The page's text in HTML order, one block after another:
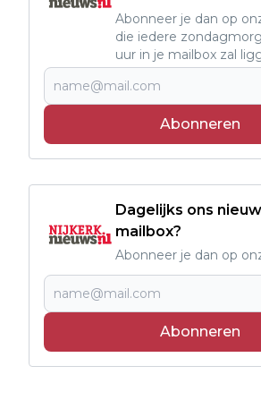
Abonneer je dan op
die iedere
uur in je mailbox zal
Abonneren
Dagelijks ons
mailbox?
Abonneer je dan op
Abonneren